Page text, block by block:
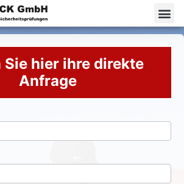
Sie hier ihre direkte
Anfrage